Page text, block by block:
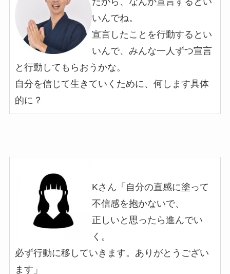
いんでね。
宣言したことを行動するとい
いんで、みんな一人ずつ宣言
と行動してもらおうかな。
自分を信じて生きていくために、何します具体
的に？
Kさん「自分の直感に塗って
不信感を抱かないで、
正しいと思ったら進んでい
く。
必ず行動に移していきます。ありがとうござい
ます 」